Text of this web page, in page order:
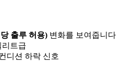
출루 허용) 변화를 보여줍니다
리트급
디션 하락 신호